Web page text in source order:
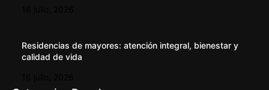
Residencias de mayores: atención integral, bienestar y
calidad de vida